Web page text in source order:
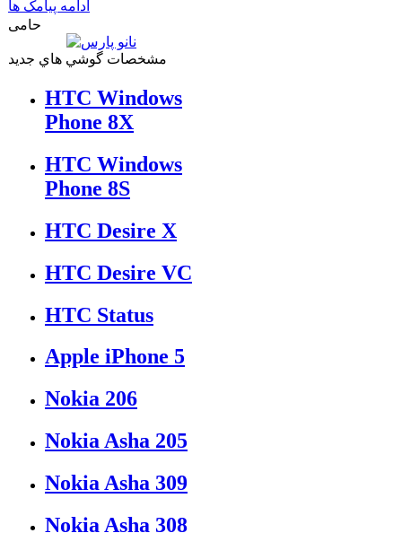
ادامه پیامک ها
حامی
مشخصات گوشي هاي جديد
HTC Windows
Phone 8X
HTC Windows
Phone 8S
HTC Desire X
HTC Desire VC
HTC Status
Apple iPhone 5
Nokia 206
Nokia Asha 205
Nokia Asha 309
Nokia Asha 308